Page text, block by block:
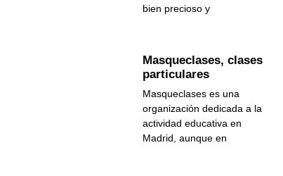
bien precioso y
Masqueclases, clases
particulares
Masqueclases es una
organización dedicada a la
actividad educativa en
Madrid, aunque en